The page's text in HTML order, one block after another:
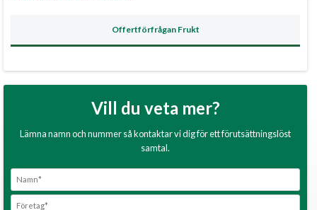
Offertförfrågan Frukt
Vill du veta mer?
Lämna namn och nummer så kontaktar vi dig för ett förutsättningslöst
samtal.